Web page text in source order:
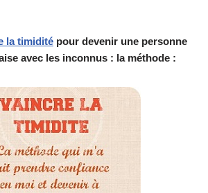
la timidité pour devenir une personne
avec les inconnus : la méthode :